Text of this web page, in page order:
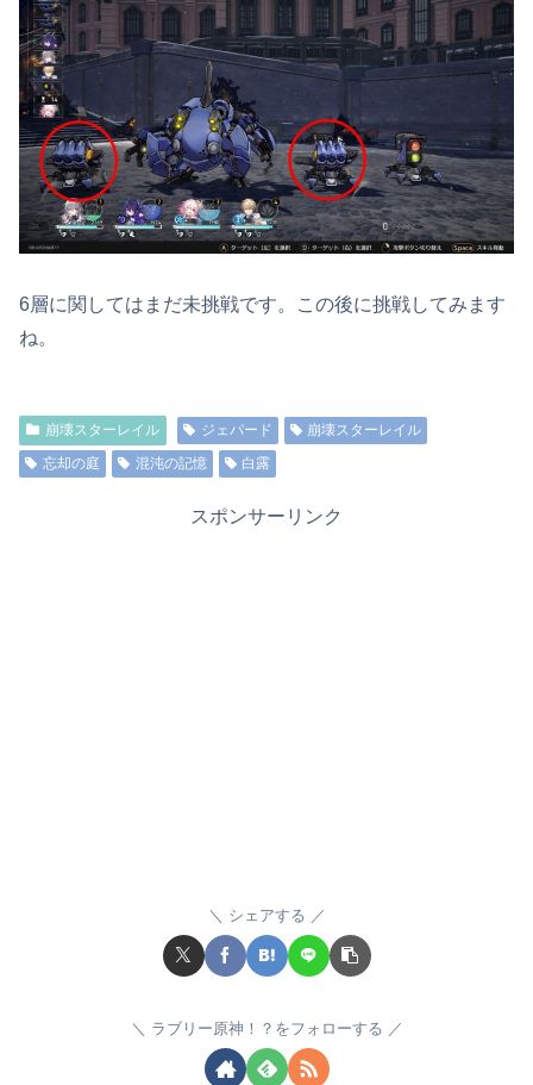
6層に関してはまだ未挑戦です。この後に挑戦してみます
ね。
崩壊スターレイル ジェパード
崩壊スターレイル
忘却の庭
混沌の記憶 白露
スポンサーリンク
シェアする
ラブリー原神！？をフォローする